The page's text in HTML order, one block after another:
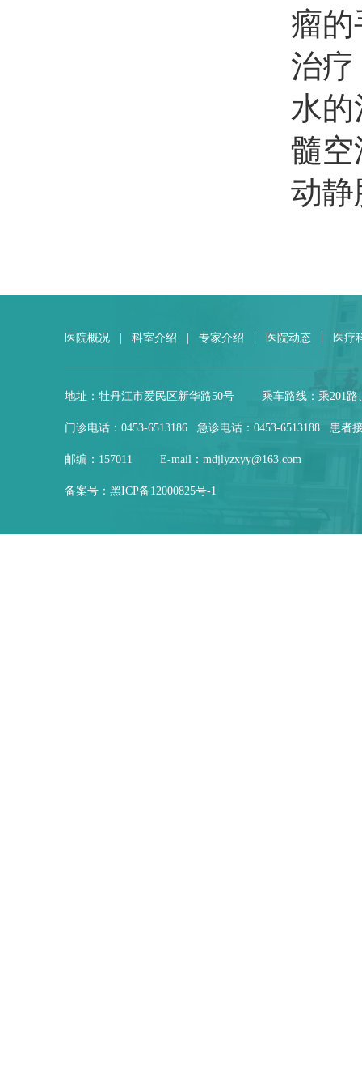
瘤
治
水
髓空
动静
医院概况 科室介绍 专家介绍 医院动态 医疗
地址：牡丹江市爱民区新华路50号 乘车路线：乘201
门诊电话：0453-6513186 急诊电话：0453-6513188 患者
邮编：157011 E-mail：mdjlyzxyy@163.com
备案号： 黑ICP备12000825号-1